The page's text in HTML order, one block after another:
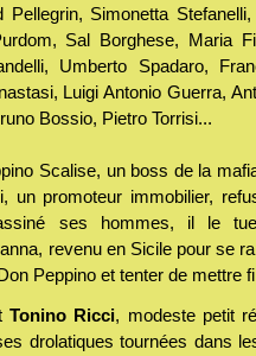
Pellegrin, Simonetta
Sal Borghese, Maria
Umberto Spadaro,
Luigi Antonio Guerra,
Bossio, Pietro Torrisi...
Scalise, un boss de la
un promoteur immobilier,
ses hommes, il le
revenu en Sicile pour se
Peppino et tenter de mettre
Tonino Ricci, modeste petit
drolatiques tournées dans